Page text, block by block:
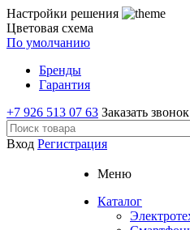
Настройки решения
Цветовая схема
По умолчанию
Бренды
Гарантия
+7 926 513 07 63 Заказать звонок
Вход Регистрация
Меню
Каталог